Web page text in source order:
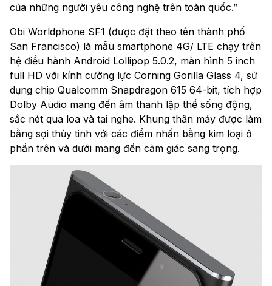
của những người yêu công nghệ trên toàn quốc.”
Obi Worldphone SF1 (được đặt theo tên thành phố
San Francisco) là mẫu smartphone 4G/ LTE chạy trên
hệ điều hành Android Lollipop 5.0.2, màn hình 5 inch
full HD với kính cường lực Corning Gorilla Glass 4, sử
dụng chip Qualcomm Snapdragon 615 64-bit, tích hợp
Dolby Audio mang đến âm thanh lập thể sống động,
sắc nét qua loa và tai nghe. Khung thân máy được làm
bằng sợi thủy tinh với các điểm nhấn bằng kim loại ở
phần trên và dưới mang đến cảm giác sang trọng.